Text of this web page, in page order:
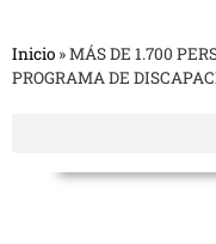
Inicio »MÁS DE 1.700
PROGRAMA DE